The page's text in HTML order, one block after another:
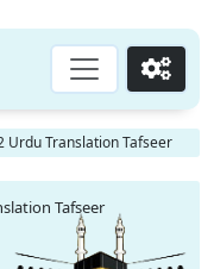
Go
Urdu Translation Tafseer
Tafseer